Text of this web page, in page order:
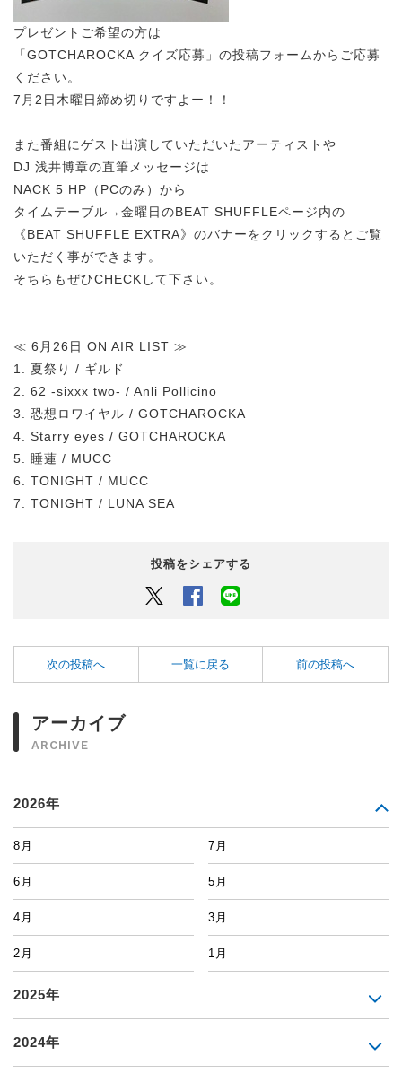
プレゼントご希望の方は
「GOTCHAROCKA クイズ応募」の投稿フォームからご応募
ください。
7月2日木曜日締め切りですよー！！
また番組にゲスト出演していただいたアーティストや
DJ 浅井博章の直筆メッセージは
NACK 5 HP（PCのみ）から
タイムテーブル→金曜日のBEAT SHUFFLEページ内の
《BEAT SHUFFLE EXTRA》のバナーをクリックするとご覧
いただく事ができます。
そちらもぜひCHECKして下さい。
≪ 6月26日 ON AIR LIST ≫
1. 夏祭り / ギルド
2. 62 -sixxx two- / Anli Pollicino
3. 恐想ロワイヤル / GOTCHAROCKA
4. Starry eyes / GOTCHAROCKA
5. 睡蓮 / MUCC
6. TONIGHT / MUCC
7. TONIGHT / LUNA SEA
投稿をシェアする
Twitter Facebook
次の投稿へ 一覧に戻る 前の投稿へ
アーカイブ
ARCHIVE
2026年
8月 7月
6月 5月
4月 3月
2月 1月
2025年
2024年